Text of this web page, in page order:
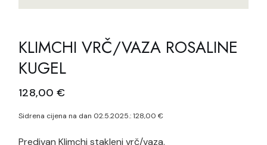
KLIMCHI VRČ/VAZA ROSALINE
KUGEL
128,00 €
Sidrena cijena na dan 02.5.2025.:128,00€
Predivan Klimchi stakleni vrč/vaza.